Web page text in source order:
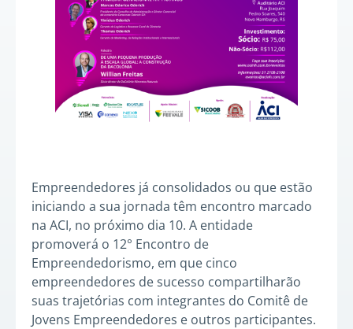
Empreendedores já consolidados ou que estão
iniciando a sua jornada têm encontro marcado
na ACI, no próximo dia 10. A entidade
promoverá o 12° Encontro de
Empreendedorismo, em que cinco
empreendedores de sucesso compartilharão
suas trajetórias com integrantes do Comitê de
Jovens Empreendedores e outros participantes.